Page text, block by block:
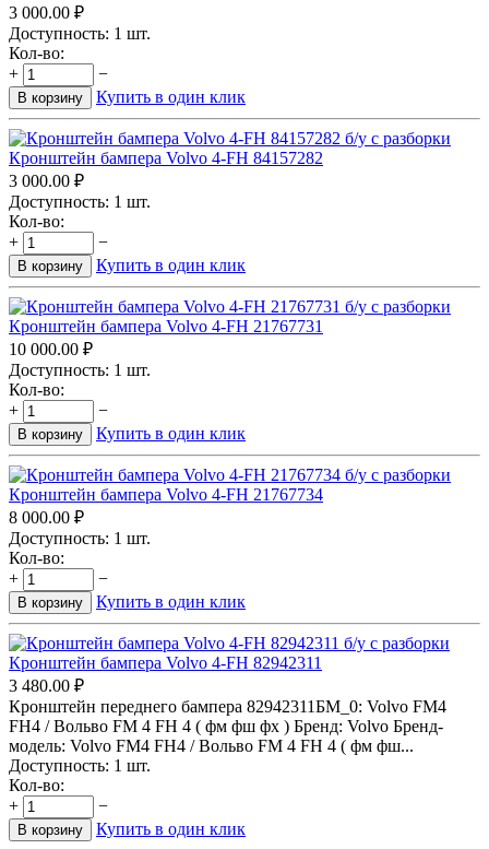
3 000.00 ₽
Доступность: 1 шт.
Кол-во:
+
−
В корзину Купить в один клик
Кронштейн бампера Volvo 4-FH 84157282
3 000.00 ₽
Доступность: 1 шт.
Кол-во:
+
−
В корзину Купить в один клик
Кронштейн бампера Volvo 4-FH 21767731
10 000.00 ₽
Доступность: 1 шт.
Кол-во:
+
−
В корзину Купить в один клик
Кронштейн бампера Volvo 4-FH 21767734
8 000.00 ₽
Доступность: 1 шт.
Кол-во:
+
−
В корзину Купить в один клик
Кронштейн бампера Volvo 4-FH 82942311
3 480.00 ₽
Кронштейн переднего бампера 82942311БМ_0: Volvo FM4
FH4 / Вольво FM 4 FH 4 ( фм фш фх ) Бренд: Volvo Бренд-
модель: Volvo FM4 FH4 / Вольво FM 4 FH 4 ( фм фш...
Доступность: 1 шт.
Кол-во:
+
−
В корзину Купить в один клик